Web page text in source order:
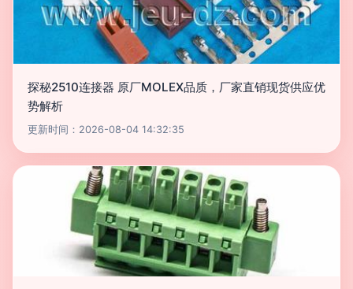
探秘2510连接器 原厂MOLEX品质，厂家直销现货供应优
势解析
更新时间：2026-08-04 14:32:35